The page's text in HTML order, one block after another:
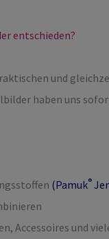
entschieden?
und
haben uns
(Pamuk®
Accessoires und